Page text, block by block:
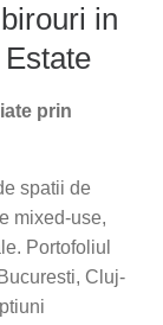
in
prin
spatii de
mixed-use,
Portofoliul
Cluj-